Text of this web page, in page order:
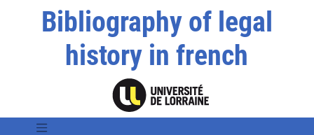
Bibliography of legal
history in french